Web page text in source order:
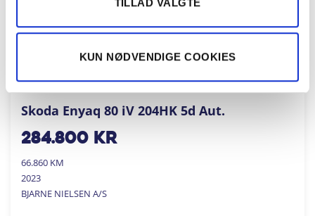
KUN NØDVENDIGE COOKIES
Skoda Enyaq 80 iV 204HK 5d Aut.
284.800kr
66.860 KM
2023
BJARNE NIELSEN A/S